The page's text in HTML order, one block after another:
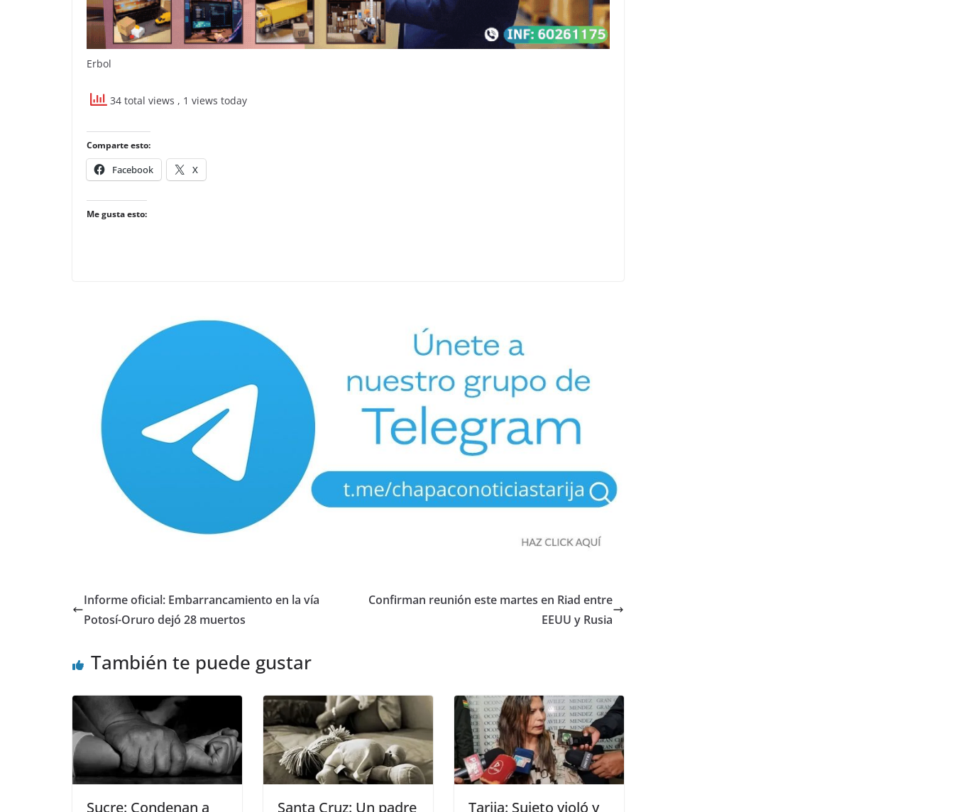
Erbol
34 total views , 1 views today
Comparte esto:
Facebook X
Me gusta esto:
Informe oficial: Embarrancamiento en la vía
Potosí-Oruro dejó 28 muertos
Confirman reunión este martes en Riad entre
EEUU y Rusia
También te puede gustar
Sucre: Condenan a Santa Cruz: Un padre Tarija: Sujeto violó y